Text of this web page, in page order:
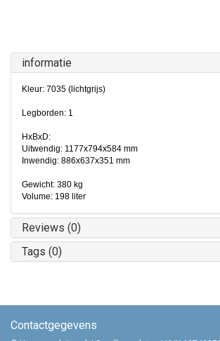
informatie
Kleur: 7035 (lichtgrijs)
Legborden: 1
HxBxD:
Uitwendig: 1177x794x584 mm
Inwendig: 886x637x351 mm
Gewicht: 380 kg
Volume: 198 liter
Reviews (0)
Tags (0)
Contactgegevens